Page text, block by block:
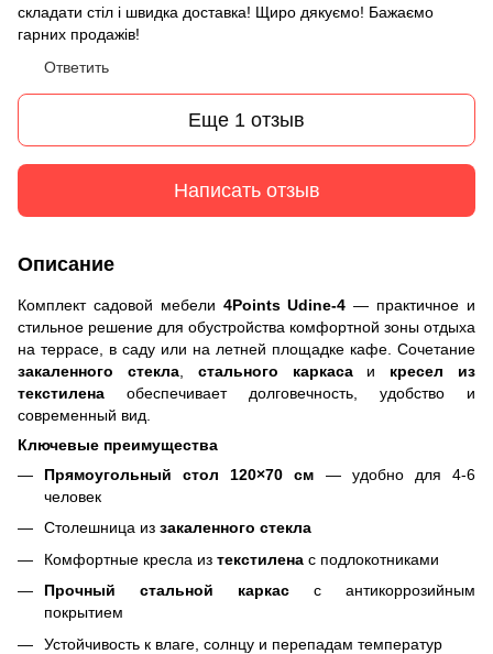
складати стіл і швидка доставка! Щиро дякуємо! Бажаємо
гарних продажів!
Ответить
Еще 1 отзыв
Написать отзыв
Описание
Комплект садовой мебели 4Points Udine-4 — практичное и
стильное решение для обустройства комфортной зоны отдыха
на террасе, в саду или на летней площадке кафе. Сочетание
закаленного стекла, стального каркасаи кресел из
текстилена обеспечивает долговечность, удобство и
современный вид.
Ключевые преимущества
Прямоугольный стол 120×70 см — удобно для 4-6
человек
Столешница из закаленного стекла
Комфортные кресла из текстилена с подлокотниками
Прочный стальной каркас с антикоррозийным
покрытием
Устойчивость к влаге, солнцу и перепадам температур